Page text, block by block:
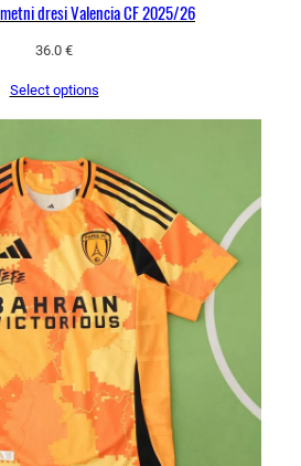
dresi Valencia CF 2025/26
36.0 €
Select options